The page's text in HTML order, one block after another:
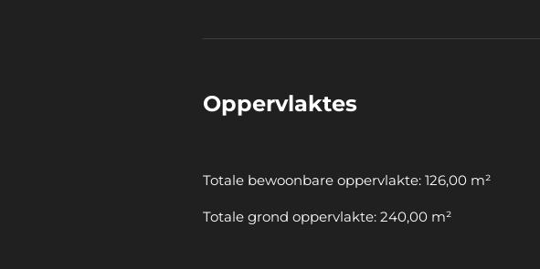
Oppervlaktes
Totale bewoonbare oppervlakte: 126,00 m²
Totale grond oppervlakte: 240,00 m²